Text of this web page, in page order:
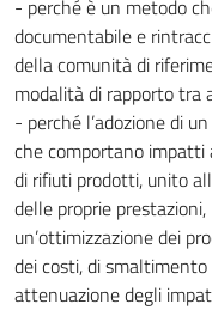
- perché è un metodo
documentabile e
della comunità di
modalità di rapporto tra
- perché l’adozione di
che comportano impatti
di rifiuti prodotti, unito
delle proprie
un’ottimizzazione dei
dei costi, di smaltimento
attenuazione degli